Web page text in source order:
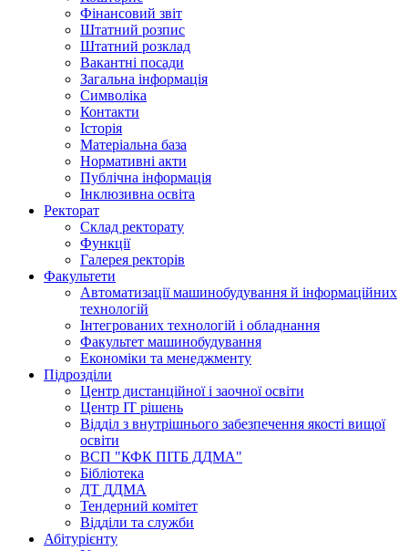
Фінансовий звіт
Штатний розпис
Штатний розклад
Вакантні посади
Загальна інформація
Символіка
Контакти
Історія
Матеріальна база
Нормативні акти
Публічна інформація
Інклюзивна освіта
Ректорат
Склад ректорату
Функції
Галерея ректорів
Факультети
Автоматизації машинобудування й інформаційних
технологій
Інтегрованих технологій і обладнання
Факультет машинобудування
Економіки та менеджменту
Підрозділи
Центр дистанційної і заочної освіти
Центр ІТ рішень
Відділ з внутрішнього забезпечення якості вищої
освіти
ВСП "КФК ПІТБ ДДМА"
Бібліотека
ДТ ДДМА
Тендерний комітет
Відділи та служби
Абітурієнту